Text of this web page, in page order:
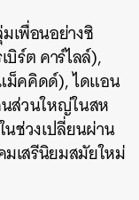
เพื่อนอย่างซิ
บิร์ต คาร์ไลล์),
ม็คคิดด์), ไดแอน
ส่วนใหญ่ในสห
นช่วงเปลี่ยนผ่าน
เสรีนิยมสมัยใหม่